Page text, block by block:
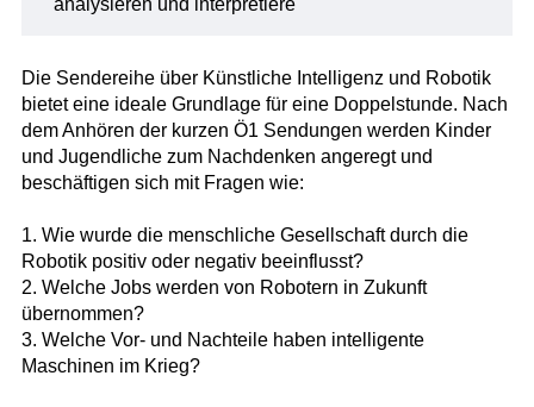
analysieren und interpretiere
Die Sendereihe über Künstliche Intelligenz und Robotik
bietet eine ideale Grundlage für eine Doppelstunde. Nach
dem Anhören der kurzen Ö1 Sendungen werden Kinder
und Jugendliche zum Nachdenken angeregt und
beschäftigen sich mit Fragen wie:
1. Wie wurde die menschliche Gesellschaft durch die
Robotik positiv oder negativ beeinflusst?
2. Welche Jobs werden von Robotern in Zukunft
übernommen?
3. Welche Vor- und Nachteile haben intelligente
Maschinen im Krieg?